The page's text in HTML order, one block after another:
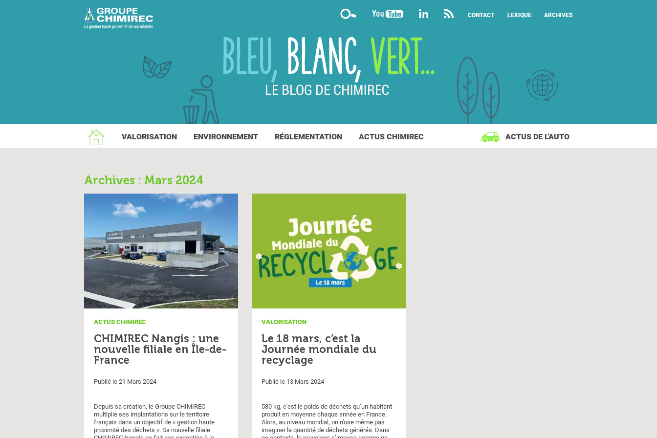
Archives : Mars 2024
ACTUS CHIMIREC
CHIMIREC Nangis : une
nouvelle filiale en Île-de-
France
Publié le 21 Mars 2024
Depuis sa création, le Groupe CHIMIREC
multiplie ses implantations sur le territoire
français dans un objectif de « gestion haute
proximité des déchets ». Sa nouvelle filiale
VALORISATION
Le 18 mars, c’est la
Journée mondiale du
recyclage
Publié le 13 Mars 2024
580 kg, c'est le poids de déchets qu’un habitant
produit en moyenne chaque année en France.
Alors, au niveau mondial, on n’ose même pas
imaginer la quantité de déchets générés. Dans
CONTACT LEXIQUE ARCHIVES
VALORISATION ENVIRONNEMENT RÉGLEMENTATION ACTUS CHIMIREC ACTUS DE L'AUTO